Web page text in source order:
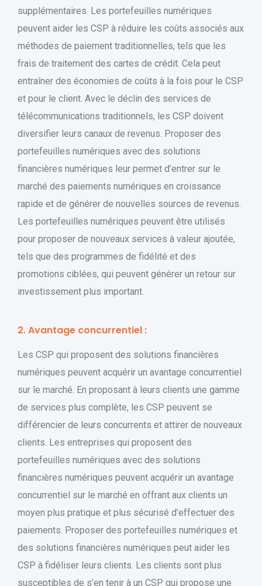
supplémentaires. Les portefeuilles numériques
peuvent aider les CSP à réduire les coûts associés aux
méthodes de paiement traditionnelles, tels que les
frais de traitement des cartes de crédit. Cela peut
entraîner des économies de coûts à la fois pour le CSP
et pour le client. Avec le déclin des services de
télécommunications traditionnels, les CSP doivent
diversifier leurs canaux de revenus. Proposer des
portefeuilles numériques avec des solutions
financières numériques leur permet d’entrer sur le
marché des paiements numériques en croissance
rapide et de générer de nouvelles sources de revenus.
Les portefeuilles numériques peuvent être utilisés
pour proposer de nouveaux services à valeur ajoutée,
tels que des programmes de fidélité et des
promotions ciblées, qui peuvent générer un retour sur
investissement plus important.
2. Avantage concurrentiel :
Les CSP qui proposent des solutions financières
numériques peuvent acquérir un avantage concurrentiel
sur le marché. En proposant à leurs clients une gamme
de services plus complète, les CSP peuvent se
différencier de leurs concurrents et attirer de nouveaux
clients. Les entreprises qui proposent des
portefeuilles numériques avec des solutions
financières numériques peuvent acquérir un avantage
concurrentiel sur le marché en offrant aux clients un
moyen plus pratique et plus sécurisé d’effectuer des
paiements. Proposer des portefeuilles numériques et
des solutions financières numériques peut aider les
CSP à fidéliser leurs clients. Les clients sont plus
susceptibles de s’en tenir à un CSP qui propose une